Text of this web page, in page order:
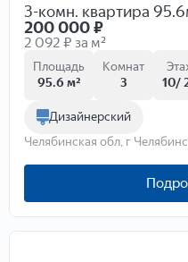
3-комн. квартира
200 000₽
2 092 ₽ за м²
Площадь
95.6 м²
Комнат
3
10/
Дизайнерский
Челябинская обл, г